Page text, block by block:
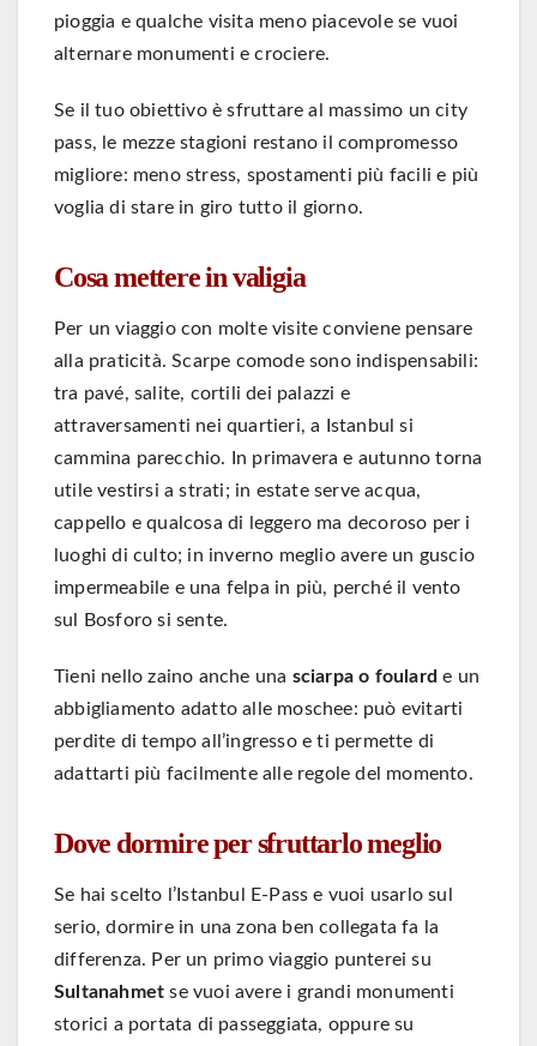
pioggia e qualche visita meno piacevole se vuoi
alternare monumenti e crociere.
Se il tuo obiettivo è sfruttare al massimo un city
pass, le mezze stagioni restano il compromesso
migliore: meno stress, spostamenti più facili e più
voglia di stare in giro tutto il giorno.
Cosa mettere in valigia
Per un viaggio con molte visite conviene pensare
alla praticità. Scarpe comode sono indispensabili:
tra pavé, salite, cortili dei palazzi e
attraversamenti nei quartieri, a Istanbul si
cammina parecchio. In primavera e autunno torna
utile vestirsi a strati; in estate serve acqua,
cappello e qualcosa di leggero ma decoroso per i
luoghi di culto; in inverno meglio avere un guscio
impermeabile e una felpa in più, perché il vento
sul Bosforo si sente.
Tieni nello zaino anche una sciarpa o foulard e un
abbigliamento adatto alle moschee: può evitarti
perdite di tempo all’ingresso e ti permette di
adattarti più facilmente alle regole del momento.
Dove dormire per sfruttarlo meglio
Se hai scelto l’Istanbul E-Pass e vuoi usarlo sul
serio, dormire in una zona ben collegata fa la
differenza. Per un primo viaggio punterei su
Sultanahmet se vuoi avere i grandi monumenti
storici a portata di passeggiata, oppure su